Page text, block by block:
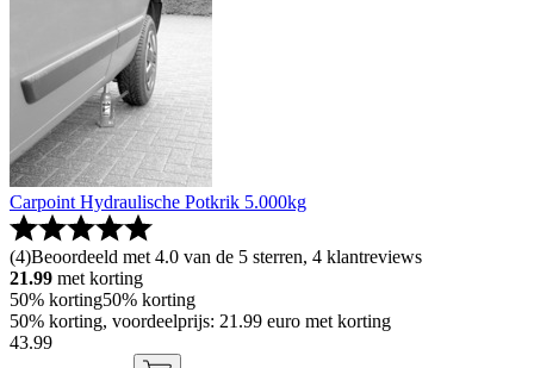
Carpoint Hydraulische Potkrik 5.000kg
(4)Beoordeeld met 4.0 van de 5 sterren, 4 klantreviews
21.99 met korting
50% korting50% korting
50% korting, voordeelprijs: 21.99 euro met korting
43.99